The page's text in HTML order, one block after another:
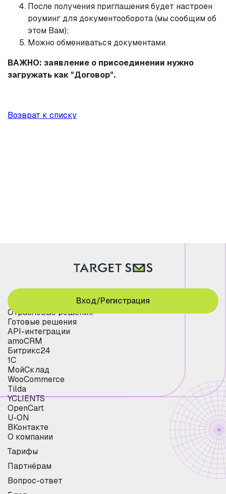
После получения приглашения будет настроен
роуминг для документооборота (мы сообщим об
этом Вам);
Можно обмениваться документами.
ВАЖНО: заявление о присоединении нужно
загружать как "Договор".
Возврат к списку
Отраслевые решения
Готовые решения
API-интеграции
amoCRM
Битрикс24
1С
МойСклад
WooCommerce
Tilda
YCLIENTS
OpenCart
U-ON
ВКонтакте
О компании
Тарифы
Партнёрам
Вопрос-ответ
Вход/Регистрация